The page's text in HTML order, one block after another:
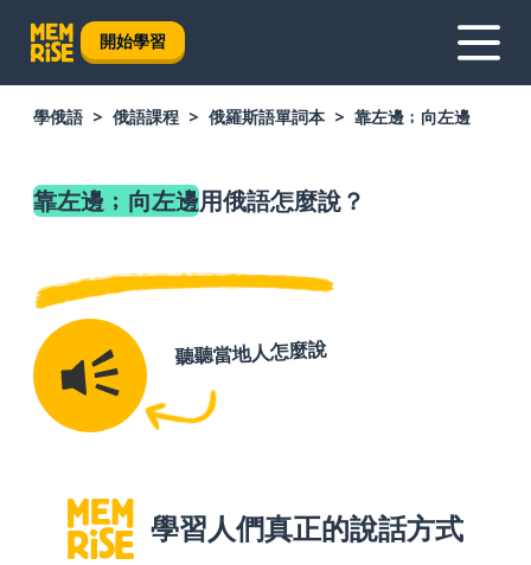
開始學習
學俄語 俄語課程 俄羅斯語單詞本 靠左邊﹔向左邊
靠左邊﹔向左邊用俄語怎麼說？
聽聽當地人怎麼說
學習人們真正的說話方式